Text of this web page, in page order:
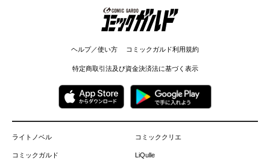
コミックガルド
ヘルプ／使い方 コミックガルド利用規約
特定商取引法及び資金決済法に基づく表示
ライトノベル
コミックガルド
コミッククリエ
LiQulle